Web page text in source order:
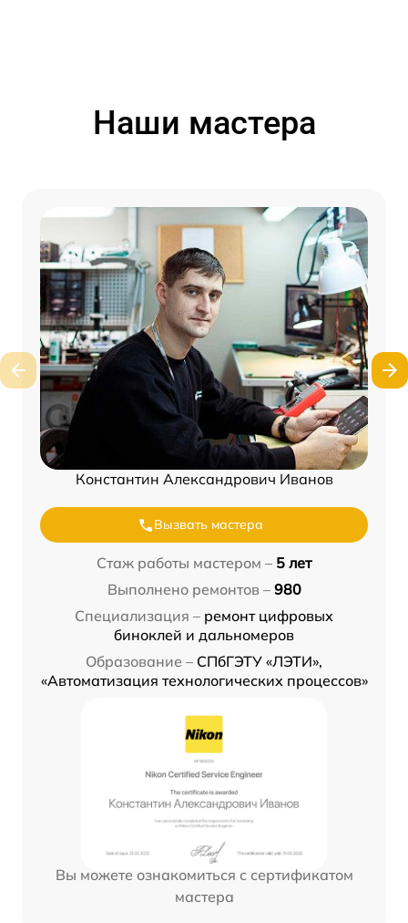
Наши мастера
Константин Александрович Иванов
Вызвать мастера
Стаж работы мастером – 5 лет
Выполнено ремонтов – 980
Специализация – ремонт цифровых
биноклей и дальномеров
Образование – СПбГЭТУ «ЛЭТИ»,
«Автоматизация технологических процессов»
Вы можете ознакомиться с сертификатом
мастера